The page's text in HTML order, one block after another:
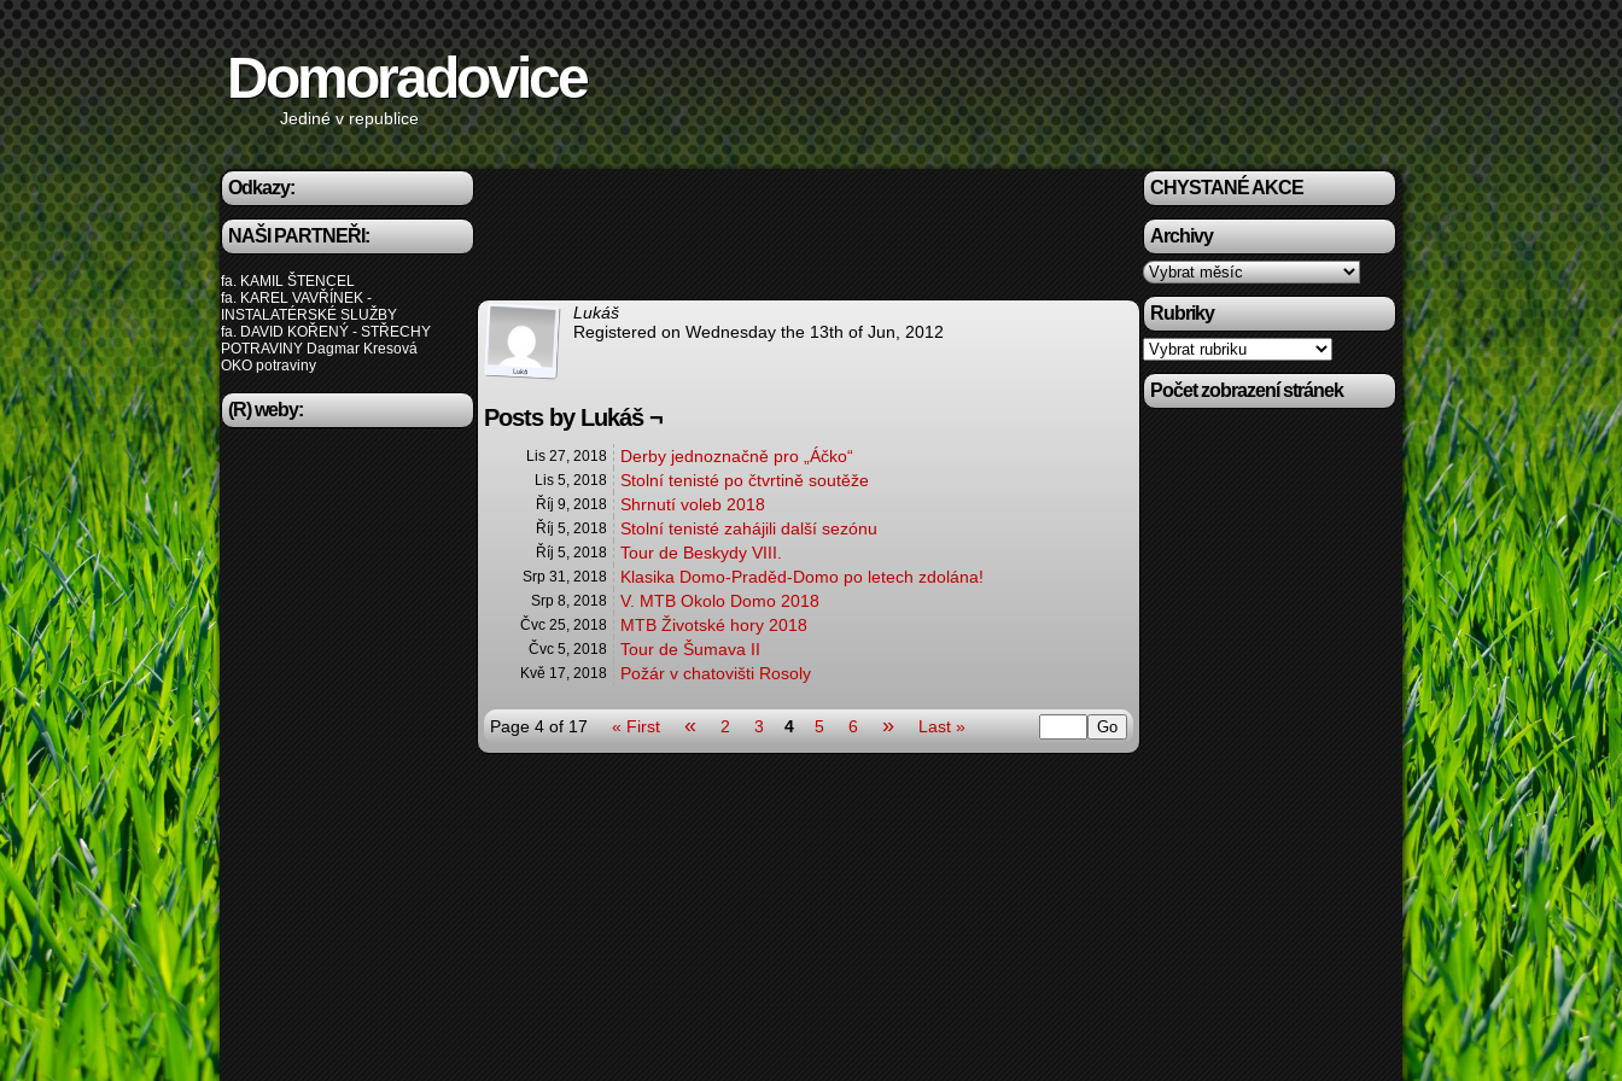
Domoradovice
Jediné v republice
Odkazy:
NAŠI PARTNEŘI:
fa. KAMIL ŠTENCEL
fa. KAREL VAVŘÍNEK -
INSTALATÉRSKÉ SLUŽBY
fa. DAVID KOŘENÝ - STŘECHY
POTRAVINY Dagmar Kresová
OKO potraviny
(R) weby:
Lukáš
Registered on Wednesday the 13th of Jun, 2012
Posts by Lukáš ¬
Lis 27, 2018 Derby jednoznačně pro „Áčko“
Lis 5, 2018 Stolní tenisté po čtvrtině soutěže
Říj 9, 2018 Shrnutí voleb 2018
Říj 5, 2018 Stolní tenisté zahájili další sezónu
Říj 5, 2018 Tour de Beskydy VIII.
Srp 31, 2018 Klasika Domo-Praděd-Domo po letech zdolána!
Srp 8, 2018 V. MTB Okolo Domo 2018
Čvc 25, 2018 MTB Životské hory 2018
Čvc 5, 2018 Tour de Šumava II
Kvě 17, 2018 Požár v chatovišti Rosoly
Page 4 of 17 « First « 2 3 4 5 6 » Last »
CHYSTANÉ AKCE
Archivy
Archivy
Rubriky
Rubriky
Počet zobrazení stránek